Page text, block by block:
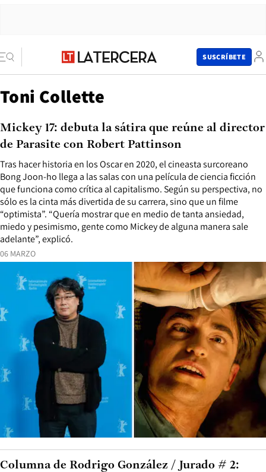
SUSCRÍBETE
Toni Collette
06 MARZO
Tras hacer historia en los Oscar en 2020, el cineasta surcoreano
Bong Joon-ho llega a las salas con una película de ciencia ficción
que funciona como crítica al capitalismo. Según su perspectiva, no
sólo es la cinta más divertida de su carrera, sino que un filme
“optimista”. “Quería mostrar que en medio de tanta ansiedad,
miedo y pesimismo, gente como Mickey de alguna manera sale
adelante”, explicó.
Mickey 17: debuta la sátira que reúne al director
de Parasite con Robert Pattinson
Columna de Rodrigo González / Jurado # 2: